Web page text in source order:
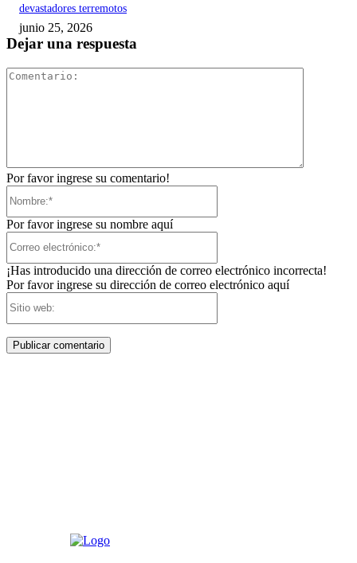
devastadores terremotos
junio 25, 2026
Dejar una respuesta
Por favor ingrese su comentario!
Por favor ingrese su nombre aquí
¡Has introducido una dirección de correo electrónico incorrecta!
Por favor ingrese su dirección de correo electrónico aquí